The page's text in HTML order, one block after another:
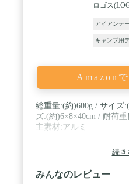
ロゴス
アイアンテ
キャンプ用
Amazon
総重量:(約)600g / サイズ
ズ:(約)6×8×40cm / 耐荷
主素材:アルミ
続き
みんなのレビュー